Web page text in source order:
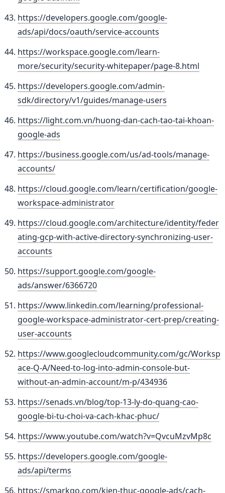
https://developers.google.com/google-
ads/api/docs/oauth/service-accounts
https://workspace.google.com/learn-
more/security/security-whitepaper/page-8.html
https://developers.google.com/admin-
sdk/directory/v1/guides/manage-users
https://light.com.vn/huong-dan-cach-tao-tai-khoan-
google-ads
https://business.google.com/us/ad-tools/manage-
accounts/
https://cloud.google.com/learn/certification/google-
workspace-administrator
https://cloud.google.com/architecture/identity/feder
ating-gcp-with-active-directory-synchronizing-user-
accounts
https://support.google.com/google-
ads/answer/6366720
https://www.linkedin.com/learning/professional-
google-workspace-administrator-cert-prep/creating-
user-accounts
https://www.googlecloudcommunity.com/gc/Worksp
ace-Q-A/Need-to-log-into-admin-console-but-
without-an-admin-account/m-p/434936
https://senads.vn/blog/top-13-ly-do-quang-cao-
google-bi-tu-choi-va-cach-khac-phuc/
https://www.youtube.com/watch?v=QvcuMzvMp8c
https://developers.google.com/google-
ads/api/terms
https://smarkgo.com/kien-thuc-google-ads/cach-